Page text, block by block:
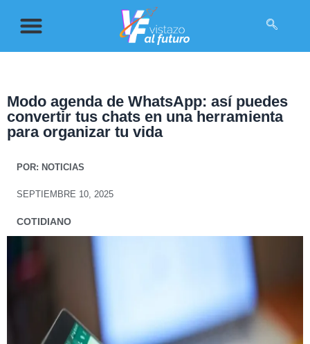
Modo agenda de WhatsApp: así puedes
convertir tus chats en una herramienta
para organizar tu vida
POR: NOTICIAS
SEPTIEMBRE 10, 2025
COTIDIANO